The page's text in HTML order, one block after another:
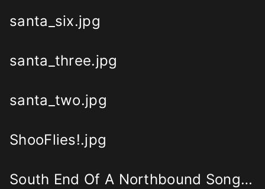
santa_six.jpg
santa_three.jpg
santa_two.jpg
ShooFlies!.jpg
South End Of A Northbound Songwriter.png